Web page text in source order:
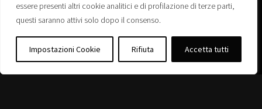
essere presenti altri cookie analitici e di profilazione di terze parti,
questi saranno attivi solo dopo il consenso.
Impostazioni Cookie Rifiuta Accetta tutti
C.F. 92223660280
Privacy policy
Registro delle Associazioni di Promozione Sociale – Regione Veneto –
Iscrizione n. PS/PD0364
Albo delle Associazioni – Comune di Ponte San Nicolò – Iscrizione n. 77